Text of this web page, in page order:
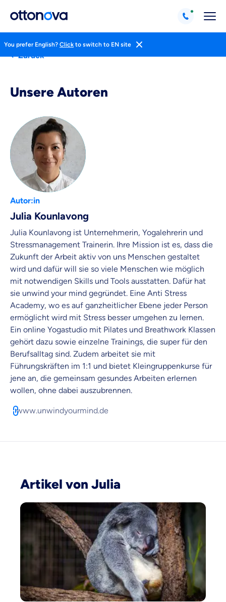
You prefer English? Click to switch to EN site
Zurück
Unsere Autoren
Autor:in
Julia Kounlavong
Julia Kounlavong ist Unternehmerin, Yogalehrerin und
Stressmanagement Trainerin. Ihre Mission ist es, dass die
Zukunft der Arbeit aktiv von uns Menschen gestaltet
wird und dafür will sie so viele Menschen wie möglich
mit notwendigen Skills und Tools ausstatten. Dafür hat
sie unwind your mind gegründet. Eine Anti Stress
Academy, wo es auf ganzheitlicher Ebene jeder Person
ermöglicht wird mit Stress besser umgehen zu lernen.
Ein online Yogastudio mit Pilates und Breathwork Klassen
gehört dazu sowie einzelne Trainings, die super für den
Berufsalltag sind. Zudem arbeitet sie mit
Führungskräften im 1:1 und bietet Kleingruppenkurse für
jene an, die gemeinsam gesundes Arbeiten erlernen
wollen, ohne dabei auszubrennen.
www.unwindyourmind.de
Artikel von Julia
Weil es uns wichtig ist, dass
Objektive und faire Beratung
Wir möchten, dass du dich aus Überzeugung für
uns entscheidest.
Vergleich mit anderen Tarifen am Markt
Wir helfen dir dabei Unterschiede in
Versicherungen zu verstehen
Krankenvoll
Beamten
Versicherung
Versicherung
Mit dem Abschicken meiner Daten erkläre ich meineEinwilligungzur
Kontaktaufnahme durch ottonova.
Weiter zu deinen Informationen